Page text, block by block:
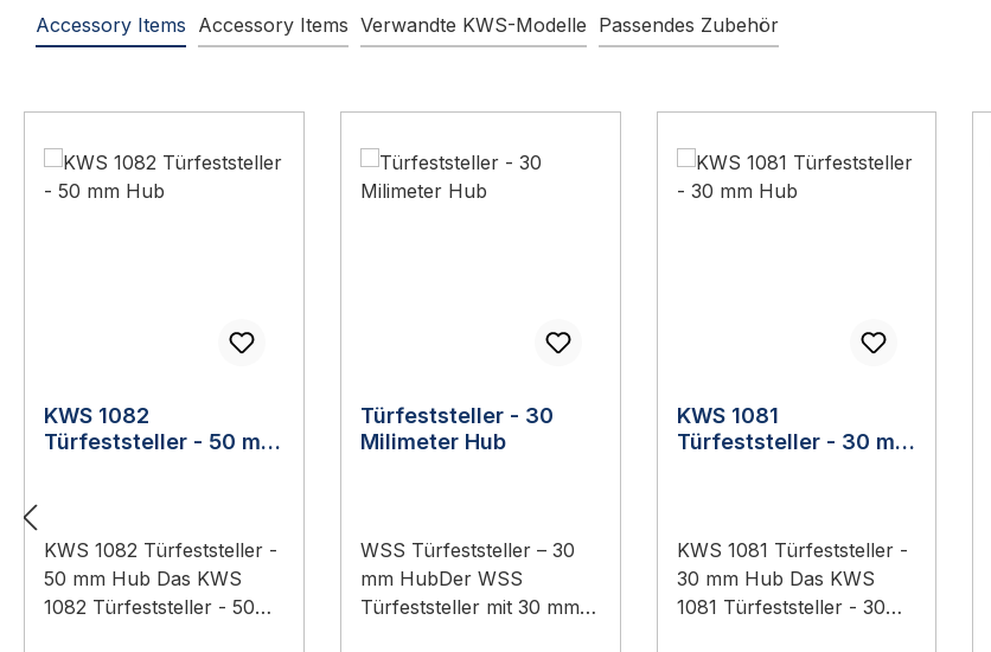
Accessory Items Accessory Items Verwandte KWS-Modelle Passendes Zubehör
KWS 1082
Türfeststeller - 50 mm
KWS 1082 Türfeststeller -
50 mm Hub Das KWS
1082 Türfeststeller - 50
Türfeststeller - 30
Milimeter Hub
WSS Türfeststeller – 30
mm HubDer WSS
Türfeststeller mit 30 mm
KWS 1081
Türfeststeller - 30 mm
KWS 1081 Türfeststeller -
30 mm Hub Das KWS
1081 Türfeststeller - 30